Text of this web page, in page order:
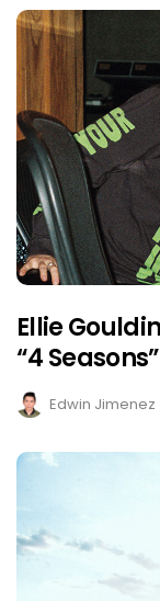
Ellie
“4 Seasons”
Edwin Jimenez